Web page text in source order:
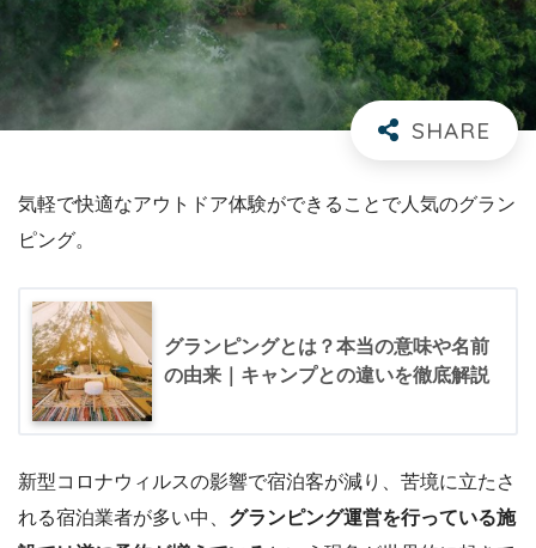
気軽で快適なアウトドア体験ができることで人気のグラン
ピング。
グランピングとは？本当の意味や名前
の由来｜キャンプとの違いを徹底解説
新型コロナウィルスの影響で宿泊客が減り、苦境に立たさ
れる宿泊業者が多い中、 グランピング運営を行っている施